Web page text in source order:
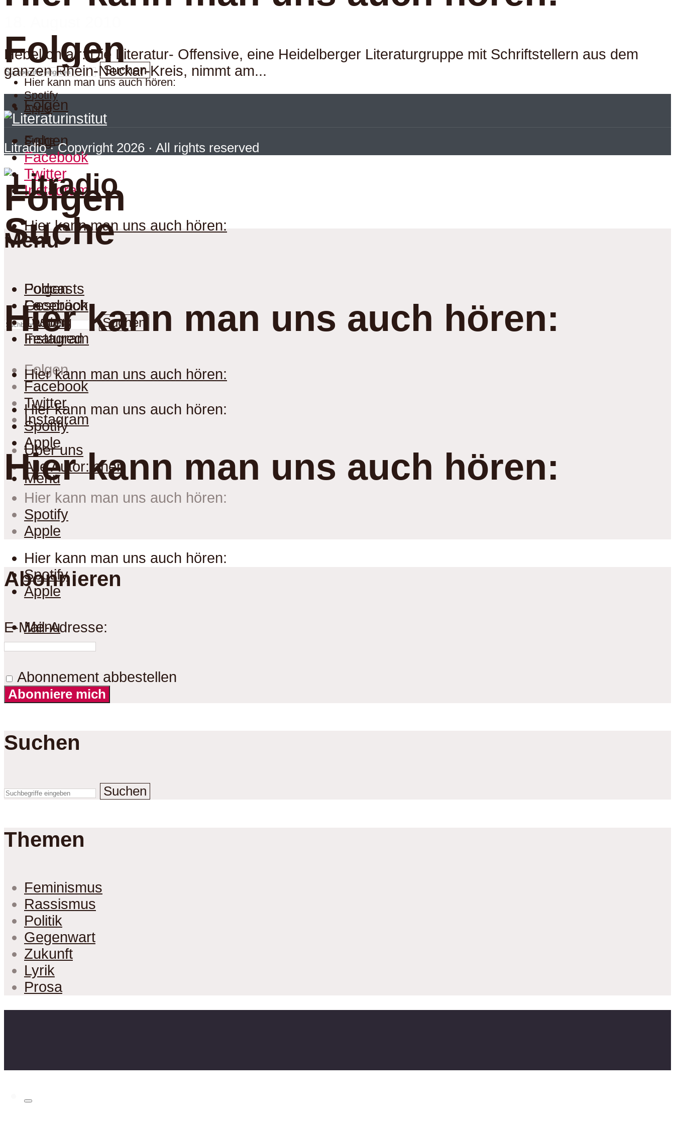
Hier kann man uns auch hören:
Spotify
Apple
Suche
Suche
Suchen
Folgen
Folgen
Facebook
Twitter
Instagram
Hier kann man uns auch hören:
Hier kann man uns auch hören:
Hier kann man uns auch hören:
Spotify
Apple
Menu
Suchen
Folgen
Folgen
Folgen
Facebook
Twitter
Instagram
Hier kann man uns auch hören:
Hier kann man uns auch hören:
Hier kann man uns auch hören:
Spotify
Apple
Menu
Hebel on air: Die Literatur- Offensive, eine Heidelberger Literaturgruppe mit Schriftstellern aus dem
ganzen Rhein-Neckar-Kreis, nimmt am...
Litradio· Copyright 2026 · All rights reserved
Menu
Podcasts
Gespräch
Lesung
Featured
Folgen
Facebook
Twitter
Instagram
Über uns
Alle Autor:innen
Hier kann man uns auch hören:
Spotify
Apple
Abonnieren
E-Mail-Adresse:
Abonnement abbestellen
Abonniere mich
Suchen
Suchen
Themen
Feminismus
Rassismus
Politik
Gegenwart
Zukunft
Lyrik
Prosa